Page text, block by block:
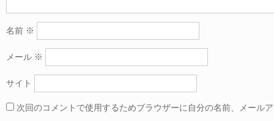
名前 ※
メール ※
サイト
次回のコメントで使用するためブラウザーに自分の名前、メール